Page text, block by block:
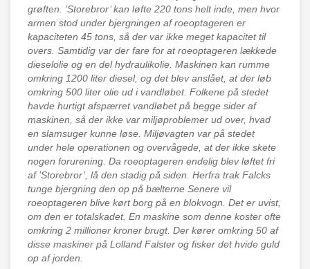
grøften. ’Storebror’ kan løfte 220 tons helt inde, men hvor
armen stod under bjergningen af roeoptageren er
kapaciteten 45 tons, så der var ikke meget kapacitet til
overs. Samtidig var der fare for at roeoptageren lækkede
dieselolie og en del hydraulikolie. Maskinen kan rumme
omkring 1200 liter diesel, og det blev anslået, at der løb
omkring 500 liter olie ud i vandløbet. Folkene på stedet
havde hurtigt afspærret vandløbet på begge sider af
maskinen, så der ikke var miljøproblemer ud over, hvad
en slamsuger kunne løse. Miljøvagten var på stedet
under hele operationen og overvågede, at der ikke skete
nogen forurening. Da roeoptageren endelig blev løftet fri
af ’Storebror’, lå den stadig på siden. Herfra trak Falcks
tunge bjergning den op på bælterne Senere vil
roeoptageren blive kørt borg på en blokvogn. Det er uvist,
om den er totalskadet. En maskine som denne koster ofte
omkring 2 millioner kroner brugt. Der kører omkring 50 af
disse maskiner på Lolland Falster og fisker det hvide guld
op af jorden.